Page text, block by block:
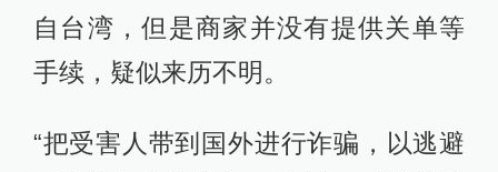
自台湾，但是商家并没有提供关单等
手续，疑似来历不明。
“把受害人带到国外进行诈骗，以逃避